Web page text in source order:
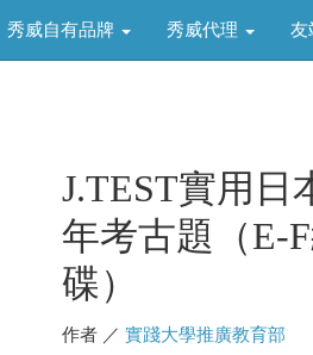
秀威自有品牌 秀威代理 友
J.TEST實用日
年考古題（E-
碟）
作者 ／ 實踐大學推廣教育部